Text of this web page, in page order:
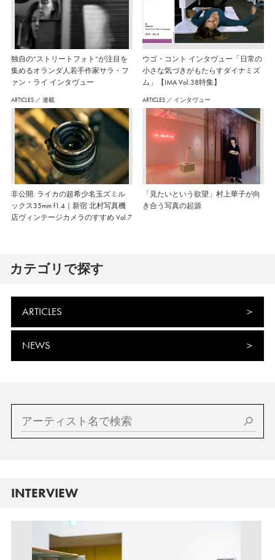
独自の“ストリートフォト”が注目を
集めるオランダ人若手作家サラ・フ
ァン・ライ インタヴュー
ウゴ・コント インタヴュー「日常の
小さな気づきがもたらすダイナミズ
ム」【IMA Vol.38特集】
ARTICLES ／ 連載
非公開: ライカの超希少名玉ズミル
ックス35mm f1.4｜新宿 北村写真機
店ヴィンテージカメラのすすめ Vol.7
ARTICLES ／ インタヴュー
「見たいという欲望」村上華子が向
き合う写真の起源
カテゴリで探す
ARTICLES
NEWS
INTERVIEW